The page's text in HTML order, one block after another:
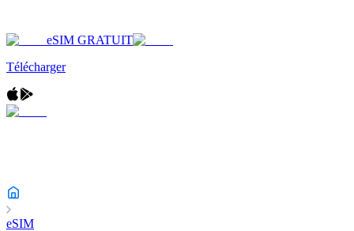
eSIM GRATUIT
Télécharger
eSIM